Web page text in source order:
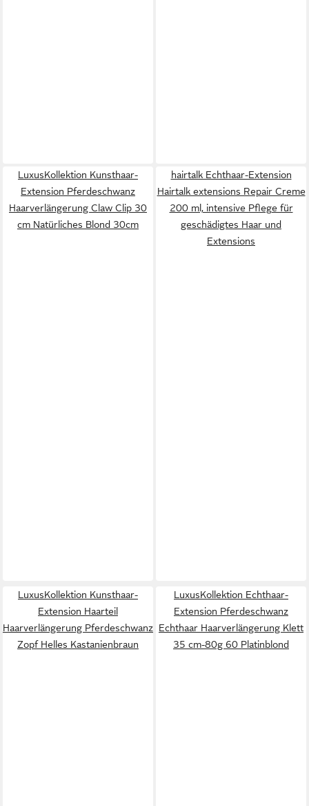
LuxusKollektion Kunsthaar-
Extension Pferdeschwanz
Haarverlängerung Claw Clip 30
cm Natürliches Blond 30cm
hairtalk Echthaar-Extension
Hairtalk extensions Repair Creme
200 ml, intensive Pflege für
geschädigtes Haar und
Extensions
LuxusKollektion Kunsthaar-
Extension Haarteil
Haarverlängerung Pferdeschwanz
Zopf Helles Kastanienbraun
LuxusKollektion Echthaar-
Extension Pferdeschwanz
Echthaar Haarverlängerung Klett
35 cm-80g 60 Platinblond